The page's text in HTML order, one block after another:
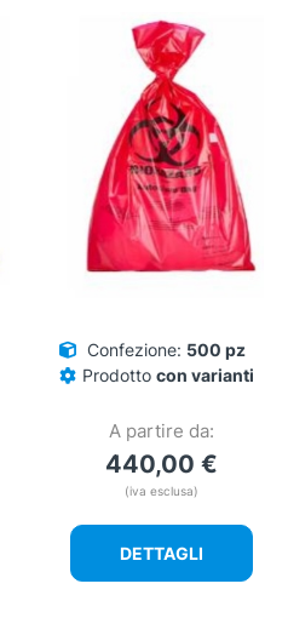
Confezione: 500 pz
Prodotto con varianti
A partire da:
440,00 €
(iva esclusa)
DETTAGLI